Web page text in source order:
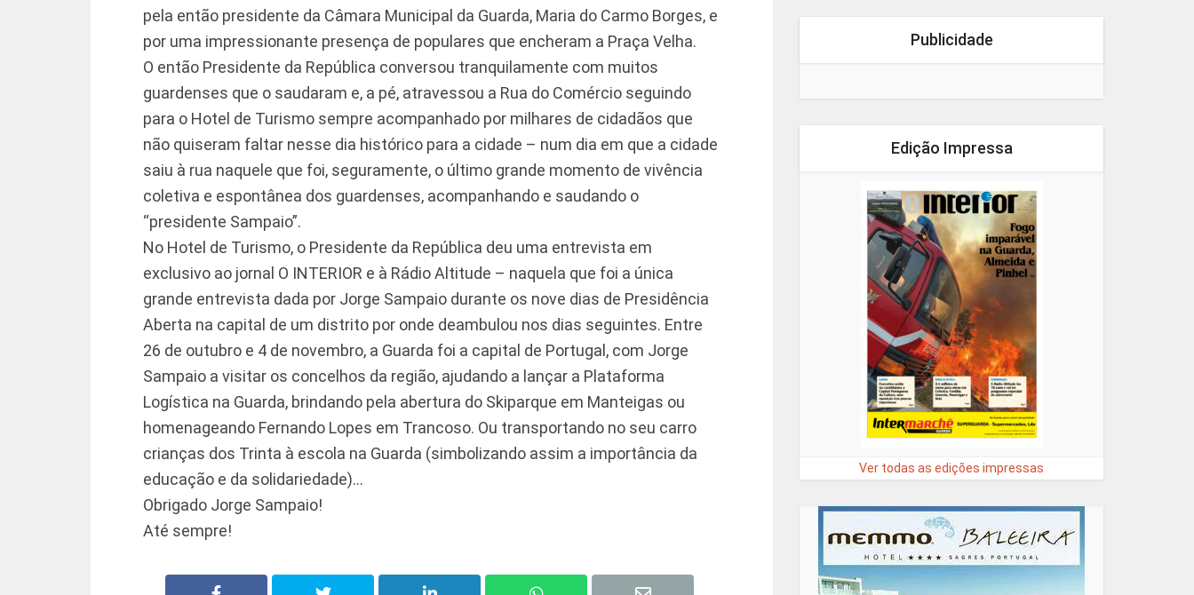
pela então presidente da Câmara Municipal da Guarda, Maria do Carmo Borges, e
por uma impressionante presença de populares que encheram a Praça Velha.
O então Presidente da República conversou tranquilamente com muitos
guardenses que o saudaram e, a pé, atravessou a Rua do Comércio seguindo
para o Hotel de Turismo sempre acompanhado por milhares de cidadãos que
não quiseram faltar nesse dia histórico para a cidade – num dia em que a cidade
saiu à rua naquele que foi, seguramente, o último grande momento de vivência
coletiva e espontânea dos guardenses, acompanhando e saudando o
“presidente Sampaio”.
No Hotel de Turismo, o Presidente da República deu uma entrevista em
exclusivo ao jornal O INTERIOR e à Rádio Altitude – naquela que foi a única
grande entrevista dada por Jorge Sampaio durante os nove dias de Presidência
Aberta na capital de um distrito por onde deambulou nos dias seguintes. Entre
26 de outubro e 4 de novembro, a Guarda foi a capital de Portugal, com Jorge
Sampaio a visitar os concelhos da região, ajudando a lançar a Plataforma
Logística na Guarda, brindando pela abertura do Skiparque em Manteigas ou
homenageando Fernando Lopes em Trancoso. Ou transportando no seu carro
crianças dos Trinta à escola na Guarda (simbolizando assim a importância da
educação e da solidariedade)…
Obrigado Jorge Sampaio!
Até sempre!
Publicidade
Edição Impressa
Ver todas as edições impressas